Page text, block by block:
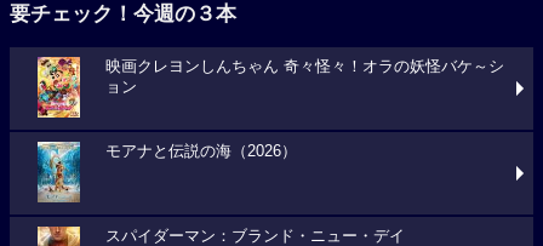
要チェック！今週の３本
映画クレヨンしんちゃん 奇々怪々！オラの妖怪バケ～シ
ョン
モアナと伝説の海（2026）
スパイダーマン：ブランド・ニュー・デイ